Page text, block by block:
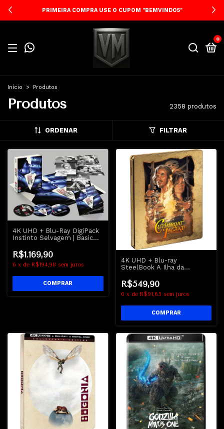
PRIMEIRA COMPRA USE O CUPOM "BEMVINDO5"
0
Início > Produtos
Produtos 2358 produtos
ORDENAR FILTRAR
4K UHD + Blu-Ray DigiPack
Instinto Selvagem | Basic
Sharon Stone
R$1.169,90
6 x de R$194,98 sem juros
4K UHD + Blu-ray
SteelBook A Ilha da
Cutthroat Island
R$549,90
6 x de R$91,65 sem juros